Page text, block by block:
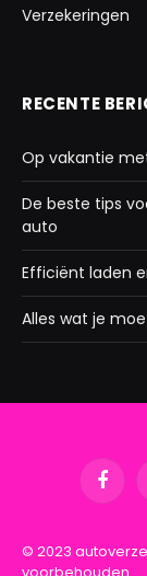
Verzekeringen
RECENTE
Op vakantie
De beste tips
auto
Efficiënt laden
Alles wat je
© 2023
voorbehouden.